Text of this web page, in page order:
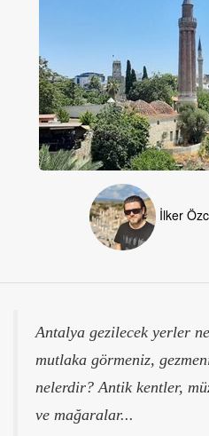
İlker
Antalya gezilecek yerler
mutlaka görmeniz,
nelerdir? Antik kentler,
ve mağaralar...